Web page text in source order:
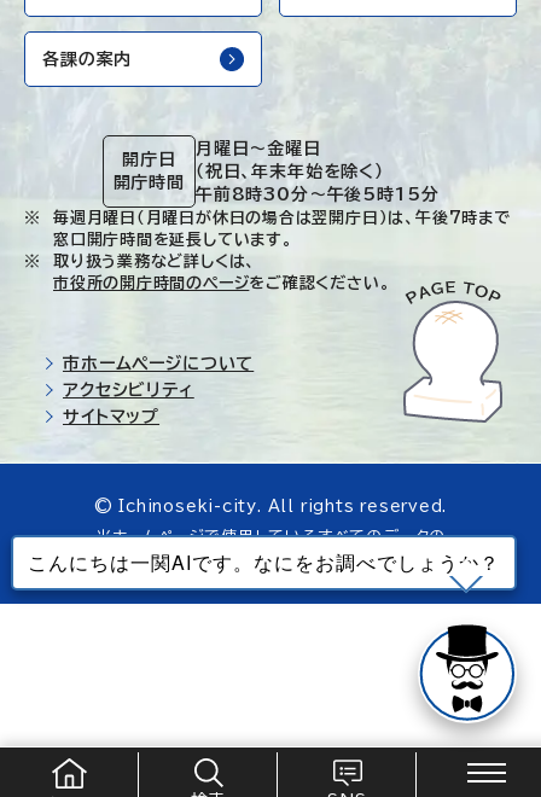
各課の案内
開庁日
開庁時間
月曜日～金曜日
（祝日、年末年始を除く）
午前8時30分～午後5時15分
毎週月曜日（月曜日が休日の場合は翌開庁日）は、午後7時まで
窓口開庁時間を延長しています。
取り扱う業務など詳しくは、
市役所の開庁時間のページをご確認ください。
市ホームページについて
アクセシビリティ
サイトマップ
© Ichinoseki-city. All rights reserved.
当ホームページで使用しているすべてのデータの
無断転載を禁じます。